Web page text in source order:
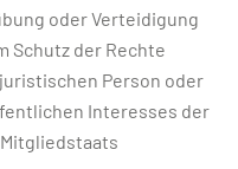
oder Verteidigung
Schutz der Rechte
Person oder
Interesses der